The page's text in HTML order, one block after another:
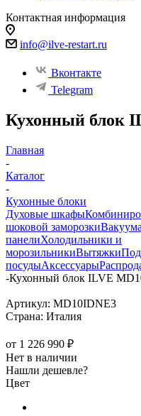
Контактная информация
info@ilve-restart.ru
Вконтакте
Telegram
Кухонный блок
Главная
-
Каталог
-
Кухонные блоки
Духовые шкафы
шоковой заморозки
панелиХолодильники и
морозильникиВытяжки
посудыАксессуары
-Кухонный блок ILVE
Артикул: MD10IDNE3
Страна: Италия
от 1 226 990 ₽
Нет в наличии
Нашли дешевле?
Цвет